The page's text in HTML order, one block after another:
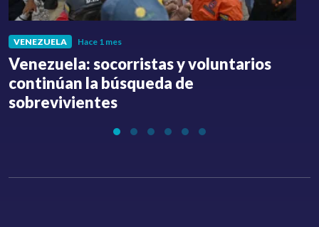
VENEZUELA Hace 1 mes
Venezuela: socorristas y voluntarios
continúan la búsqueda de
sobrevivientes